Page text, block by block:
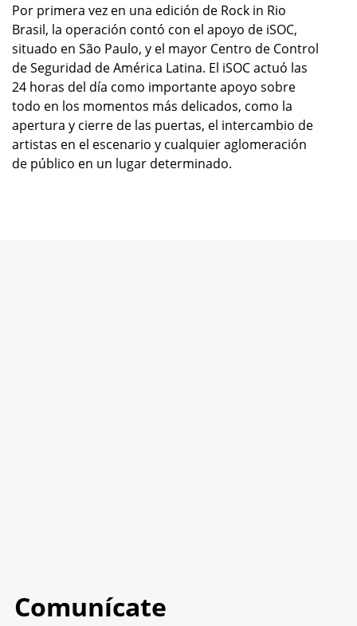
Por primera vez en una edición de Rock in Rio
Brasil, la operación contó con el apoyo de iSOC,
situado en São Paulo, y el mayor Centro de Control
de Seguridad de América Latina. El iSOC actuó las
24 horas del día como importante apoyo sobre
todo en los momentos más delicados, como la
apertura y cierre de las puertas, el intercambio de
artistas en el escenario y cualquier aglomeración
de público en un lugar determinado.
Comunícate